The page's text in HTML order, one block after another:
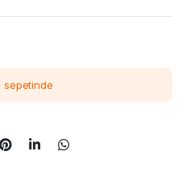
sepetinde